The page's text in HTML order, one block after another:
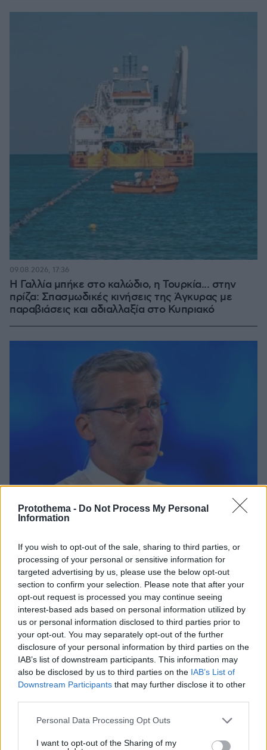
Protothema - Do Not Process My Personal
Information
If you wish to opt-out of the sale, sharing to third parties, or
processing of your personal or sensitive information for
targeted advertising by us, please use the below opt-out
section to confirm your selection. Please note that after your
opt-out request is processed you may continue seeing
interest-based ads based on personal information utilized by
us or personal information disclosed to third parties prior to
your opt-out. You may separately opt-out of the further
disclosure of your personal information by third parties on the
IAB’s list of downstream participants. This information may
also be disclosed by us to third parties on the IAB’s List of
Downstream Participants that may further disclose it to other
Please note that this website/app uses one or more Google
not limited to your visit or usage behaviour. You may click to
Personal Data Processing Opt Outs
I want to opt-out of the Sharing of my
Η Γαλλία μπήκε στο καλώδιο, η Τουρκία... στην
πρίζα: Σπασμωδικές κινήσεις της Άγκυρας με
παραβιάσεις και αδιαλλαξία στο Κυπριακό
09.08.2026, 17:36
Σκέρτσος: «Στατιστική παγίδα» το ότι 7 στους 10
έχουν καταθέσεις κάτω από 1.000 ευρώ, τι
δείχνουν τα στοιχεία
09.08.2026, 14:39
Σκιάθος: 15χρονος κατήγγειλε 17χρονο
για κατ' εξακολούθηση βιασμό και